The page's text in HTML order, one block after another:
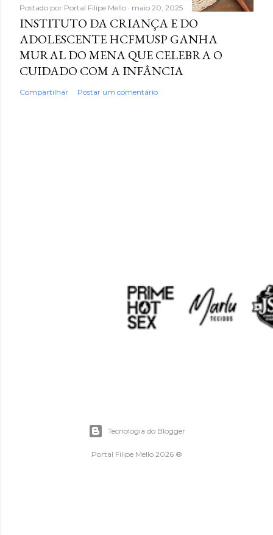
Postado por Portal Filipe Mello maio 20, 2025
INSTITUTO DA CRIANÇA E DO
ADOLESCENTE HCFMUSP GANHA
MURAL DO MENA QUE CELEBRA O
CUIDADO COM A INFÂNCIA
Compartilhar Postar um comentário
Tecnologia do Blogger
Portal Filipe Mello 2026 ®